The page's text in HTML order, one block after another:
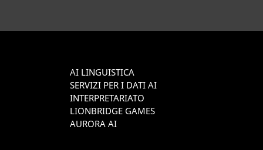
AI LINGUISTICA
SERVIZI PER I DATI AI
INTERPRETARIATO
LIONBRIDGE GAMES
AURORA AI